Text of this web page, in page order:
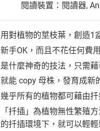
閱讀裝置：閱讀器,
用對植物的莖枝葉，創造1
新手OK，而且不花任何費用
是什麼神奇的技法，只需
就能 copy 母株，發育成新
幾乎所有的植物都可藉由扦
「扦插」為植物無性繁殖
的扦插環境下，就可以輕